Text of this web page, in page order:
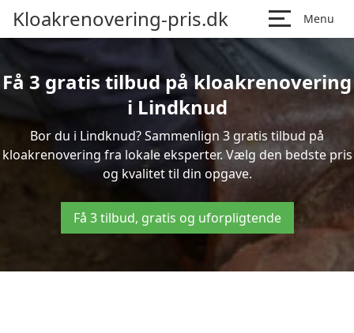
Kloakrenovering-pris.dk Menu
Få 3 gratis tilbud på kloakrenovering
i Lindknud
Bor du i Lindknud? Sammenlign 3 gratis tilbud på
kloakrenovering fra lokale eksperter. Vælg den bedste pris
og kvalitet til din opgave.
Få 3 tilbud, gratis og uforpligtende